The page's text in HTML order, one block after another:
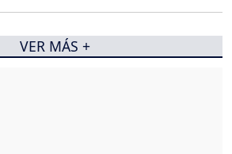
VER MÁS +